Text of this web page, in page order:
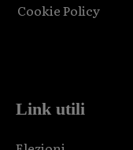
Cookie Policy
Link utili